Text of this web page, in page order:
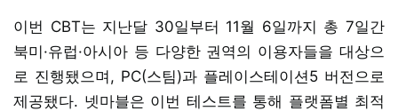
이번 CBT는 지난달 30일부터 11월 6일까지 총 7일간
북미·유럽·아시아 등 다양한 권역의 이용자들을 대상으
로 진행됐으며, PC(스팀)과 플레이스테이션5 버전으로
제공됐다. 넷마블은 이번 테스트를 통해 플랫폼별 최적